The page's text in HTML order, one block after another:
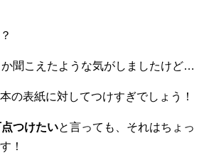
か聞こえたような気がしましたけど…
の表紙に対してつけすぎでしょう！
つけたいと言っても、それはちょっ
！